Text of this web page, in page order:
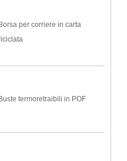
Borsa per corriere in carta
termoretraibili in POF